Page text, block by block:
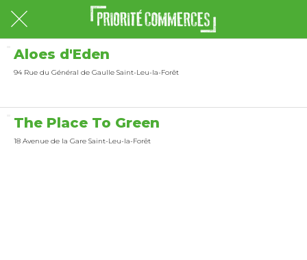
Aloes d'Eden
94 Rue du Général de Gaulle Saint-Leu-la-Forêt
The Place To Green
18 Avenue de la Gare Saint-Leu-la-Forêt